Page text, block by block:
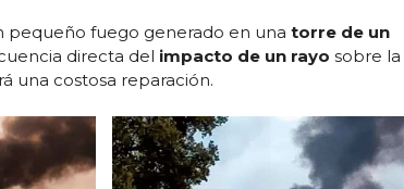
pequeño fuego generado en una torre de un
directa del impacto de un rayo sobre la
una costosa reparación.